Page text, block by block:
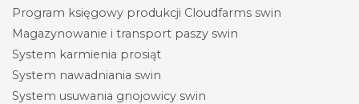
Program księgowy produkcji Cloudfarms swin
Magazynowanie i transport paszy swin
System karmienia prosiąt
System nawadniania swin
System usuwania gnojowicy swin